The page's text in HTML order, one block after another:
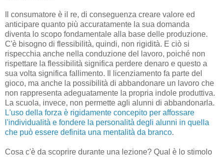
Il consumatore è il re, di conseguenza creare valore ed
anticipare quanto più accuratamente la sua domanda
diventa lo scopo fondamentale alla base delle produzione.
C'è bisogno di flessibilità, quindi, non rigidità. E ciò si
rispecchia anche nella conduzione del lavoro, poiché non
rispettare la flessibilità significa perdere denaro e questo a
sua volta significa fallimento. Il licenziamento fa parte del
gioco, ma anche la possibilità di abbandonare un lavoro che
non rappresenta adeguatamente la propria indole produttiva.
La scuola, invece, non permette agli alunni di abbandonarla.
L'uso della forza è rigidamente concepito per affossare
l'individualità e fondere la personalità degli alunni in quella
che può essere definita una mentalità da branco.
Cosa c'è da scoprire durante una lezione? Qual è lo stimolo